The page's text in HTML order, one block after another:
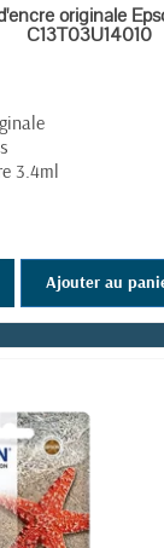
avis)
EN STOCK
originale
C13T03U14010
3.4ml
Ajouter au